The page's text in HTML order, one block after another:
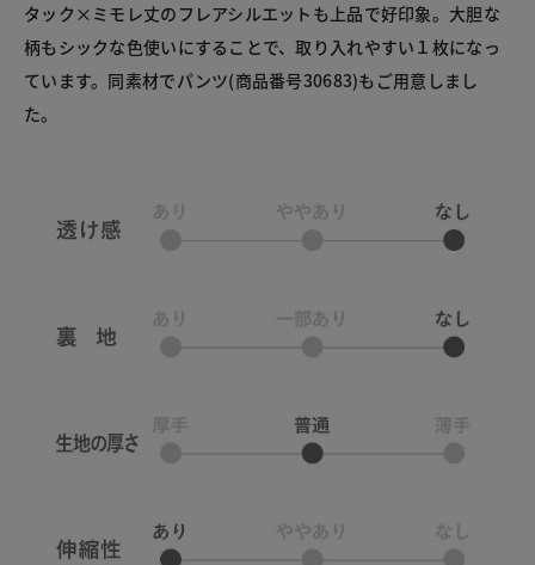
タック×ミモレ丈のフレアシルエットも上品で好印象。大胆な
柄もシックな色使いにすることで、取り入れやすい１枚になっ
ています。同素材でパンツ(商品番号30683)もご用意しまし
た。